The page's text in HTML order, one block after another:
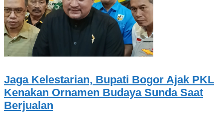
Jaga Kelestarian, Bupati Bogor Ajak PKL
Kenakan Ornamen Budaya Sunda Saat
Berjualan